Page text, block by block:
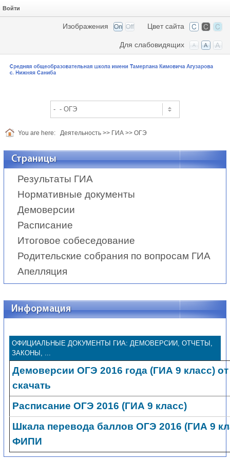
Войти
Цвет сайта
Изображения
Для слабовидящих
You are here: Деятельность >> ГИА >> ОГЭ
Страницы
Результаты ГИА
Нормативные документы
Демоверсии
Расписание
Итоговое собеседование
Родительские собрания по вопросам ГИА
Апелляция
Информация
ОФИЦИАЛЬНЫЕ ДОКУМЕНТЫ ГИА: ДЕМОВЕРСИИ, ОТЧЕТЫ,
ЗАКОНЫ, ...
Демоверсии ОГЭ 2016 года (ГИА 9 класс)
скачать
Расписание ОГЭ 2016 (ГИА 9 класс)
Шкала перевода баллов ОГЭ 2016 (ГИА 9
ФИПИ